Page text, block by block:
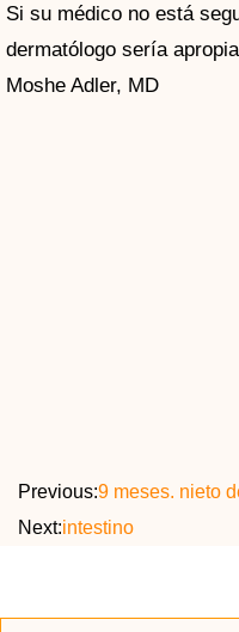
Si su médico no está
dermatólogo sería
Moshe Adler, MD
Previous:9 meses. nieto
Next:intestino